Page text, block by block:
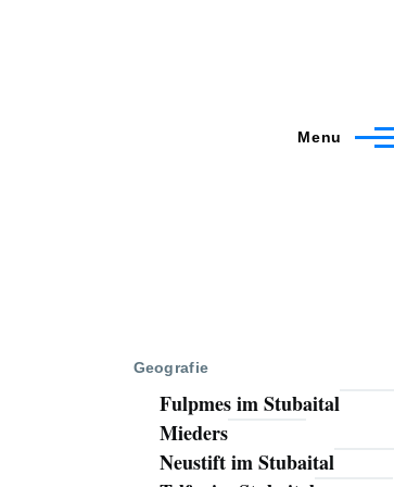
Menu
Geografie
Fulpmes im Stubaital
Mieders
Neustift im Stubaital